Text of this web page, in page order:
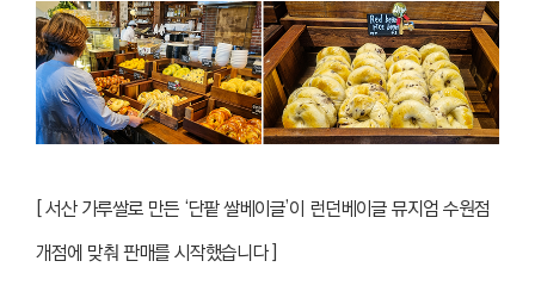
[ 서산 가루쌀로 만든 ‘단팥 쌀베이글’이 런던베이글 뮤지엄 수원점
개점에 맞춰 판매를 시작했습니다 ]